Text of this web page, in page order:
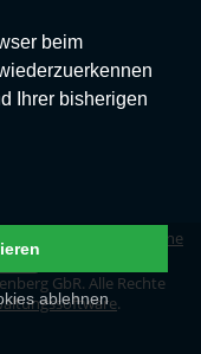
beim
Ihrer bisherigen
ablehnen
Allgemeine
GbR. Alle Rechte
.